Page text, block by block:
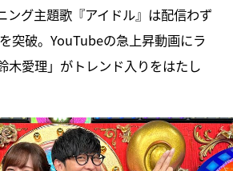
ング主題歌『アイドル』は配信わず
突破。YouTubeの急上昇動画にラ
木愛理」がトレンド入りをはたし